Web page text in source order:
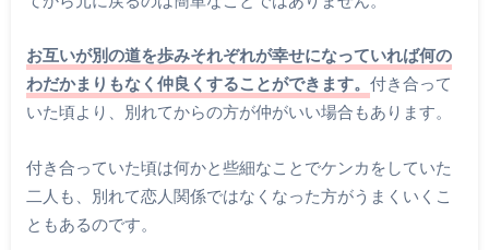
お互いが別の道を歩みそれぞれが幸せになっていれば何の
わだかまりもなく仲良くすることができます。 付き合って
いた頃より、別れてからの方が仲がいい場合もあります。
付き合っていた頃は何かと些細なことでケンカをしていた
二人も、別れて恋人関係ではなくなった方がうまくいくこ
ともあるのです。